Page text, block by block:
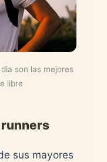
son las mejores
libre
runners
sus mayores